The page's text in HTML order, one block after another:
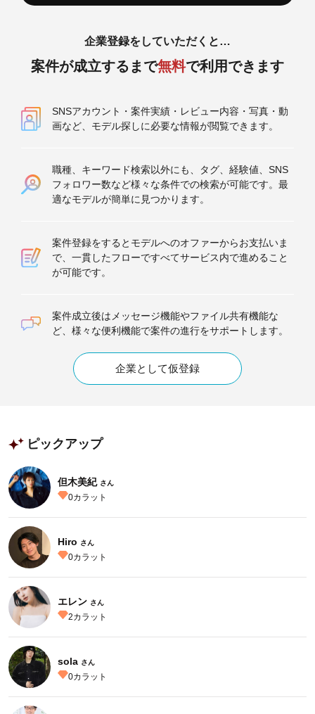
企業登録をしていただくと…
案件が成立するまで無料で利用できます
SNSアカウント・案件実績・レビュー内容・写真・動
画など、モデル探しに必要な情報が閲覧できます。
職種、キーワード検索以外にも、タグ、経験値、SNS
フォロワー数など様々な条件での検索が可能です。最
適なモデルが簡単に見つかります。
案件登録をするとモデルへのオファーからお支払いま
で、一貫したフローですべてサービス内で進めること
が可能です。
案件成立後はメッセージ機能やファイル共有機能な
ど、様々な便利機能で案件の進行をサポートします。
企業として仮登録
ピックアップ
但木美紀 さん
0カラット
Hiro さん
0カラット
エレン さん
2カラット
sola さん
0カラット